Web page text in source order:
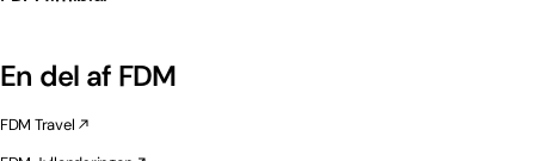
En del af FDM
FDM Travel